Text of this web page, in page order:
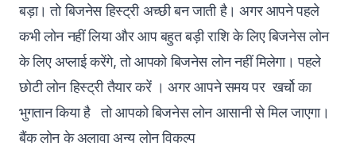
बड़ा। तो बिजनेस हिस्ट्री अच्छी बन जाती है। अगर आपने पहले
कभी लोन नहीं लिया और आप बहुत बड़ी राशि के लिए बिजनेस लोन
के लिए अप्लाई करेंगे, तो आपको बिजनेस लोन नहीं मिलेगा। पहले
छोटी लोन हिस्ट्री तैयार करें । अगर आपने समय पर खर्चो का
भुगतान किया है तो आपको बिजनेस लोन आसानी से मिल जाएगा।
बैंक लोन के अलावा अन्य लोन विकल्प